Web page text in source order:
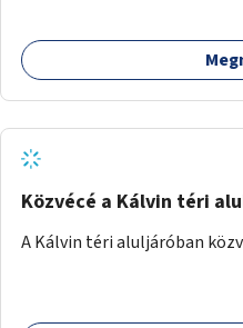
Közvécé a Kálvin téri
A Kálvin téri aluljáróban